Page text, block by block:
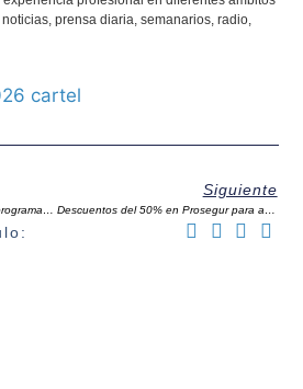
prensa diaria, semanarios, radio,
Siguiente